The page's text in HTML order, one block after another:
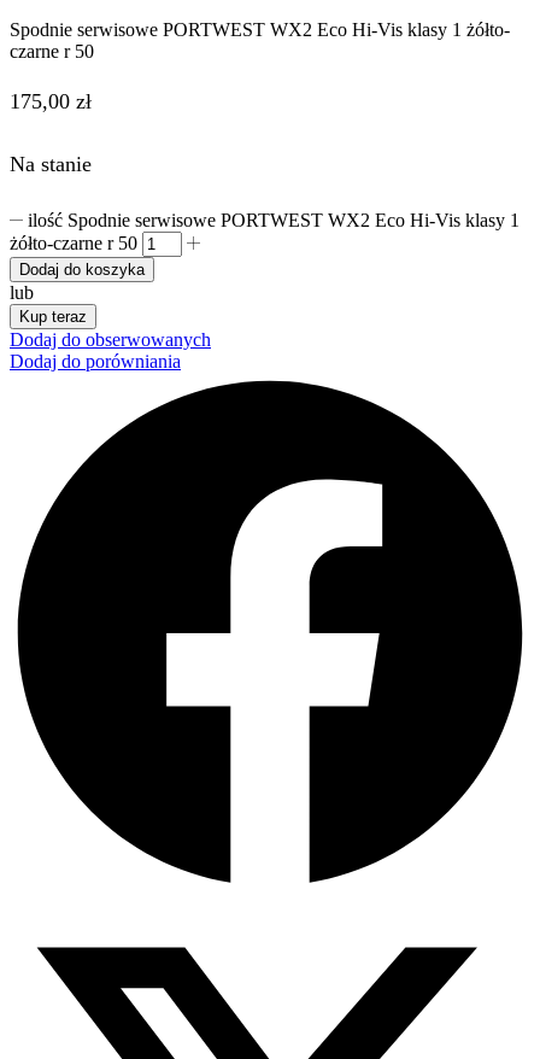
Spodnie serwisowe PORTWEST WX2 Eco Hi-Vis klasy 1 żółto-
czarne r 50
175,00 zł
Na stanie
ilość Spodnie serwisowe PORTWEST WX2 Eco Hi-Vis klasy 1
żółto-czarne r 50
Dodaj do koszyka
lub
Kup teraz
Dodaj do obserwowanych
Dodaj do porówniania